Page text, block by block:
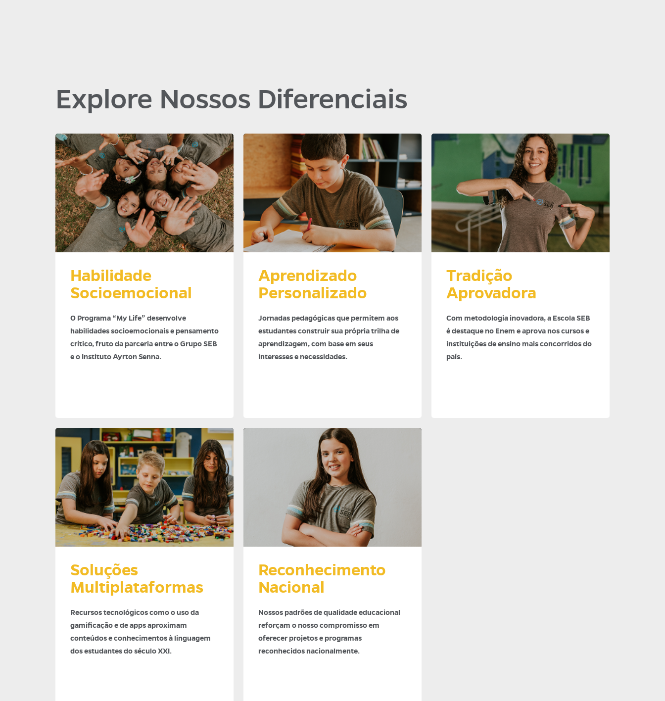
Explore Nossos Diferenciais
Habilidade
Socioemocional
O Programa “My Life” desenvolve
habilidades socioemocionais e pensamento
crítico, fruto da parceria entre o Grupo SEB
e o Instituto Ayrton Senna.
Aprendizado
Personalizado
Jornadas pedagógicas que permitem aos
estudantes construir sua própria trilha de
aprendizagem, com base em seus
interesses e necessidades.
Tradição
Aprovadora
Com metodologia inovadora, a Escola SEB
é destaque no Enem e aprova nos cursos e
instituições de ensino mais concorridos do
país.
Soluções
Multiplataformas
Recursos tecnológicos como o uso da
gamificação e de apps aproximam
conteúdos e conhecimentos à linguagem
dos estudantes do século XXI.
Reconhecimento
Nacional
Nossos padrões de qualidade educacional
reforçam o nosso compromisso em
oferecer projetos e programas
reconhecidos nacionalmente.